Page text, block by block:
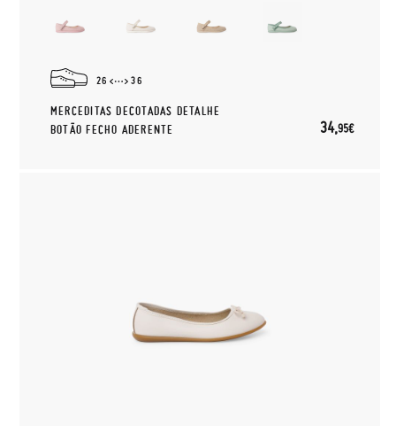
26 36
MERCEDITAS DECOTADAS DETALHE
BOTÃO FECHO ADERENTE
34,95€